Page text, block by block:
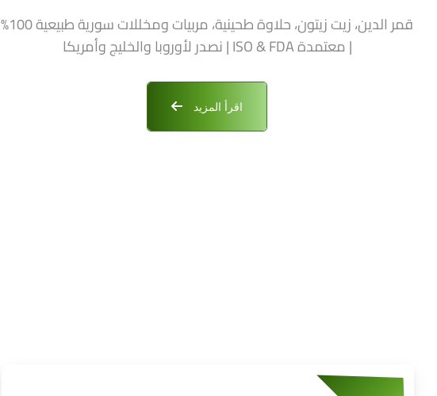
قمر الدين، زيت زيتون، حلاوة طحينية، مربيات ومخللات سورية طبيعية 100%
| معتمدة ISO & FDA | نصدر لأوروبا والخليج وأمريكا
اقرأ المزيد